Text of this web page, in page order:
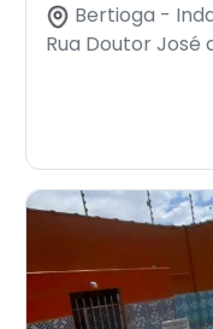
Bertioga -
Rua Doutor José